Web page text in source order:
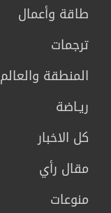
طاقة وأعمال
ترجمات
المنطقة والعالم
ريـاضة
كل الاخبار
مقال رأي
منوعات